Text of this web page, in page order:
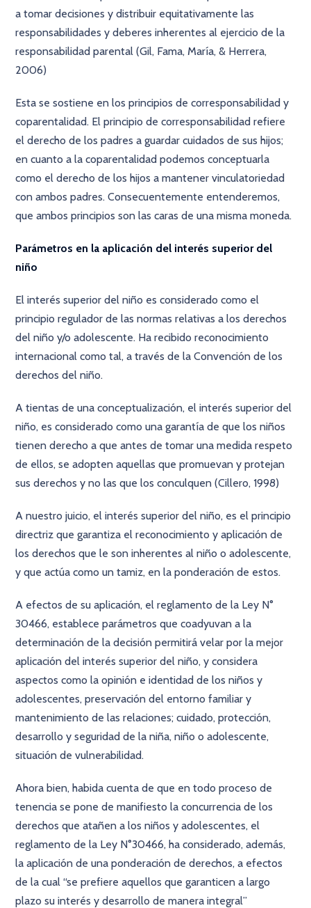
a tomar decisiones y distribuir equitativamente las
responsabilidades y deberes inherentes al ejercicio de la
responsabilidad parental (Gil, Fama, María, & Herrera,
2006)
Esta se sostiene en los principios de corresponsabilidad y
coparentalidad. El principio de corresponsabilidad refiere
el derecho de los padres a guardar cuidados de sus hijos;
en cuanto a la coparentalidad podemos conceptuarla
como el derecho de los hijos a mantener vinculatoriedad
con ambos padres. Consecuentemente entenderemos,
que ambos principios son las caras de una misma moneda.
Parámetros en la aplicación del interés superior del
niño
El interés superior del niño es considerado como el
principio regulador de las normas relativas a los derechos
del niño y/o adolescente. Ha recibido reconocimiento
internacional como tal, a través de la Convención de los
derechos del niño.
A tientas de una conceptualización, el interés superior del
niño, es considerado como una garantía de que los niños
tienen derecho a que antes de tomar una medida respeto
de ellos, se adopten aquellas que promuevan y protejan
sus derechos y no las que los conculquen (Cillero, 1998)
A nuestro juicio, el interés superior del niño, es el principio
directriz que garantiza el reconocimiento y aplicación de
los derechos que le son inherentes al niño o adolescente,
y que actúa como un tamiz, en la ponderación de estos.
A efectos de su aplicación, el reglamento de la Ley N°
30466, establece parámetros que coadyuvan a la
determinación de la decisión permitirá velar por la mejor
aplicación del interés superior del niño, y considera
aspectos como la opinión e identidad de los niños y
adolescentes, preservación del entorno familiar y
mantenimiento de las relaciones; cuidado, protección,
desarrollo y seguridad de la niña, niño o adolescente,
situación de vulnerabilidad.
Ahora bien, habida cuenta de que en todo proceso de
tenencia se pone de manifiesto la concurrencia de los
derechos que atañen a los niños y adolescentes, el
reglamento de la Ley N°30466, ha considerado, además,
la aplicación de una ponderación de derechos, a efectos
de la cual “se prefiere aquellos que garanticen a largo
plazo su interés y desarrollo de manera integral”